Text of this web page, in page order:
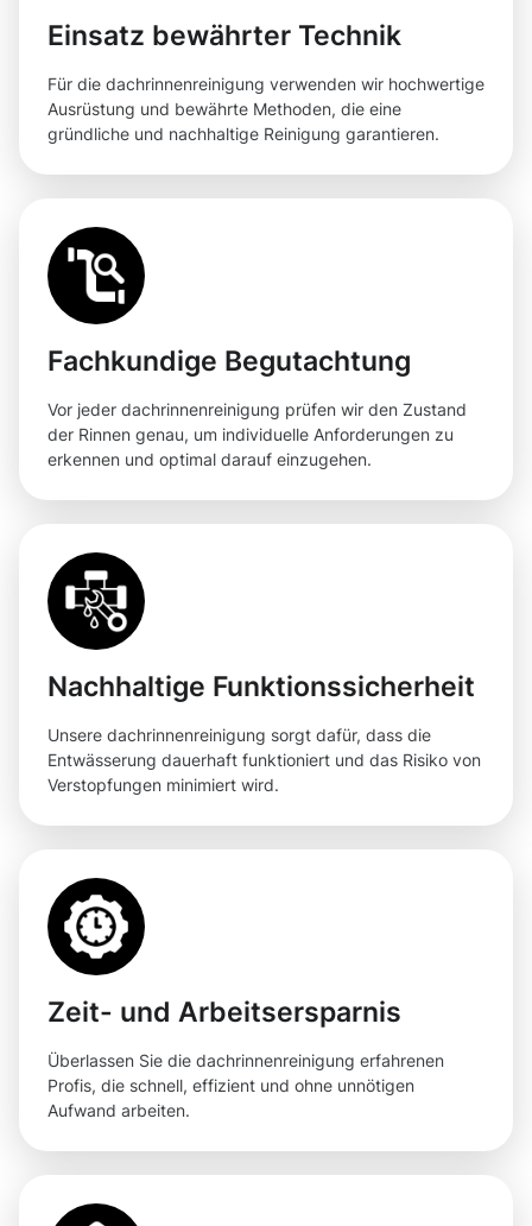
Einsatz bewährter Technik
Für die dachrinnenreinigung verwenden wir hochwertige
Ausrüstung und bewährte Methoden, die eine
gründliche und nachhaltige Reinigung garantieren.
Fachkundige Begutachtung
Vor jeder dachrinnenreinigung prüfen wir den Zustand
der Rinnen genau, um individuelle Anforderungen zu
erkennen und optimal darauf einzugehen.
Nachhaltige Funktionssicherheit
Unsere dachrinnenreinigung sorgt dafür, dass die
Entwässerung dauerhaft funktioniert und das Risiko von
Verstopfungen minimiert wird.
Zeit- und Arbeitsersparnis
Überlassen Sie die dachrinnenreinigung erfahrenen
Profis, die schnell, effizient und ohne unnötigen
Aufwand arbeiten.